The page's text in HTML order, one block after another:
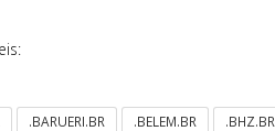
.BARUERI.BR .BELEM.BR .BHZ.BR